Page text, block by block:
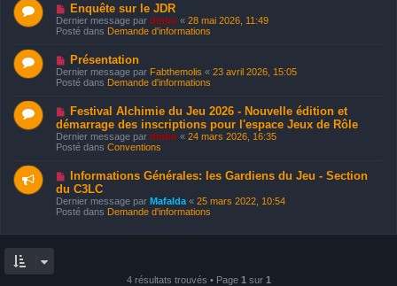
N
o
u
v
u
m
a
g
e
Enquête sur le JDR
Dernier message par dinbo « 28 mai 2026, 11:49
Posté dans Demande d'informations
N
o
u
v
u
m
e
s
a
g
e
Présentation
Dernier message par Fabthemolis « 23 avril 2026, 15:05
Posté dans Demande d'informations
N
o
u
v
e
u
m
e
s
s
g
Festival Alchimie du Jeu 2026 - Nouvelle édition et
démarrage des inscriptions pour l'espace Jeux de Rôle
Dernier message par dinbo « 24 mars 2026, 16:35
Posté dans Conventions
N
u
v
e
u
Informations Générales: les Gardiens du Jeu - Section
du C3LC
Dernier message par Mafalda « 25 mars 2022, 10:54
Posté dans Demande d'informations
4 résultats trouvés • Page 1 sur 1